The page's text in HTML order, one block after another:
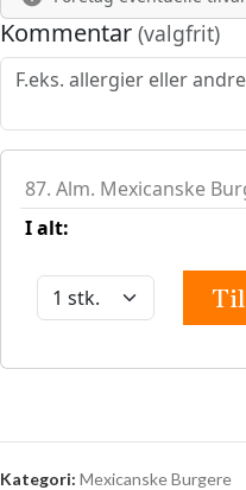
Kategori: Mexicanske Burgere